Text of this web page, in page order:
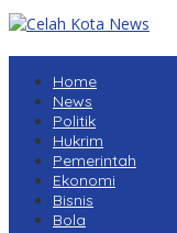
Home
News
Politik
Hukrim
Pemerintah
Ekonomi
Bisnis
Bola